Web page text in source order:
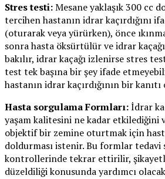
Stres testi:Mesane yaklaşık 300 cc
tercihen hastanın idrar kaçırdığını
(oturarak veya yürürken), önce
sonra hasta öksürtülür ve idrar
bakılır, idrar kaçağı izlenirse stres
test tek başına bir şey ifade
hastanın idrar kaçırdığının bir
Hasta sorgulama Formları:İdrar
yaşam kalitesini ne kadar etkilediğini
objektif bir zemine oturtmak için
doldurması istenir. Bu formlar tedavi
kontrollerinde tekrar ettirilir,
düzeldiliği konusunda yardımcı